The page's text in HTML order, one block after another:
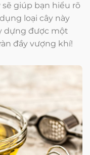
giúp bạn hiểu rõ
loại cây này
dựng được một
đầy vượng khí!